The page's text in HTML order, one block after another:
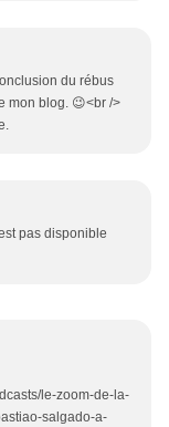
du rébus
mon blog. 😉<br />
pas disponible
le-zoom-de-la-
salgado-a-